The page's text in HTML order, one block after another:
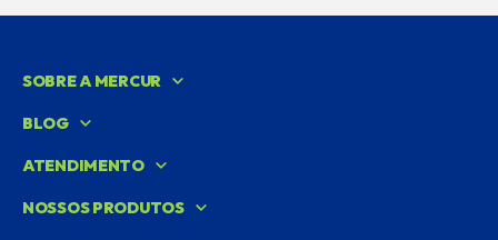
SOBRE A MERCUR
BLOG
ATENDIMENTO
NOSSOS PRODUTOS